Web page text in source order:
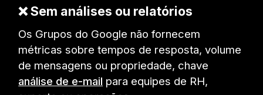
❌ Sem análises ou relatórios
Os Grupos do Google não fornecem
métricas sobre tempos de resposta, volume
de mensagens ou propriedade, chave
análise de e-mail para equipes de RH,